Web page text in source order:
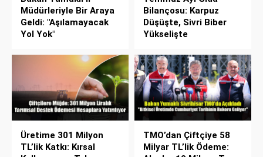
Müdürleriyle Bir Araya
Geldi: "Aşılamayacak
Yol Yok"
Bilançosu: Karpuz
Düşüşte, Sivri Biber
Yükselişte
Üretime 301 Milyon
TL’lik Katkı: Kırsal
TMO’dan Çiftçiye 58
Milyar TL’lik Ödeme: